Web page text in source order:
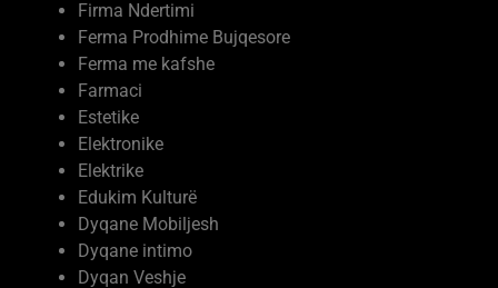
Ferma Prodhime Bujqesore
Ferma me kafshe
Farmaci
Estetike
Elektronike
Elektrike
Edukim Kulturë
Dyqane Mobiljesh
Dyqane intimo
Dyqan Veshje
Dyqan Mishi